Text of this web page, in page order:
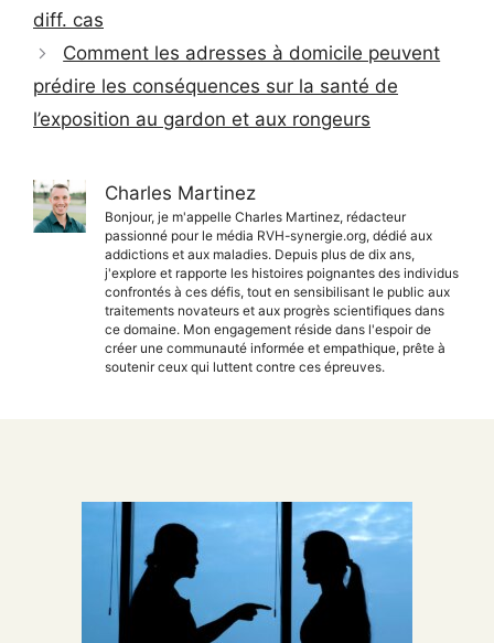
diff. cas
Comment les adresses à domicile peuvent
prédire les conséquences sur la santé de
l’exposition au gardon et aux rongeurs
Charles Martinez
Bonjour, je m'appelle Charles Martinez, rédacteur
passionné pour le média RVH-synergie.org, dédié aux
addictions et aux maladies. Depuis plus de dix ans,
j'explore et rapporte les histoires poignantes des individus
confrontés à ces défis, tout en sensibilisant le public aux
traitements novateurs et aux progrès scientifiques dans
ce domaine. Mon engagement réside dans l'espoir de
créer une communauté informée et empathique, prête à
soutenir ceux qui luttent contre ces épreuves.